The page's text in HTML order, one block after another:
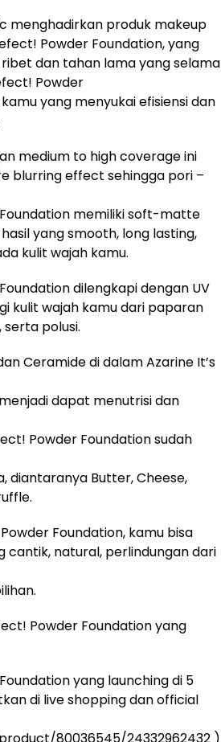
menghadirkan produk makeup
Powder Foundation, yang
dan tahan lama yang selama
Powder
yang menyukai efisiensi dan
medium to high coverage ini
blurring effect sehingga pori –
memiliki soft-matte
yang smooth, long lasting,
kulit wajah kamu.
dilengkapi dengan UV
kulit wajah kamu dari paparan
polusi.
Ceramide di dalam Azarine It’s
dapat menutrisi dan
Powder Foundation sudah
diantaranya Butter, Cheese,
Foundation, kamu bisa
cantik, natural, perlindungan dari
Powder Foundation yang
yang launching di 5
di live shopping dan official